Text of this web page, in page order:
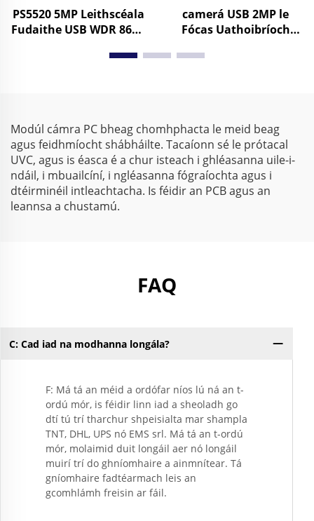
PS5520 5MP Leithscéala
Fudaithe USB WDR 86dB
Android Mini Web
camerá USB 2MP le
Fócas Uathoibríoch
1080P Raon Dintiúil
Modúl cámra PC bheag chomhphacta le meid beag
agus feidhmíocht shábháilte. Tacaíonn sé le prótacal
UVC, agus is éasca é a chur isteach i ghléasanna uile-i-
ndáil, i mbuailcíní, i ngléasanna fógraíochta agus i
dtéirminéil intleachtacha. Is féidir an PCB agus an
leannsa a chustamú.
FAQ
C: Cad iad na modhanna longála?
F: Má tá an méid a ordófar níos lú ná an t-
ordú mór, is féidir linn iad a sheoladh go
dtí tú trí tharchur shpeisialta mar shampla
TNT, DHL, UPS nó EMS srl. Má tá an t-ordú
mór, molaimid duit longáil aer nó longáil
muirí trí do ghníomhaire a ainmnítear. Tá
gníomhaire fadtéarmach leis an
gcomhlámh freisin ar fáil.